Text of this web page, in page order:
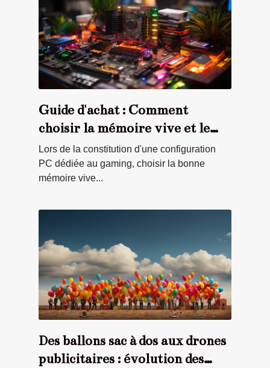
Guide d'achat : Comment
choisir la mémoire vive et le
stockage pour votre PC gamer
i7 afin d'améliorer les
performances et la réactivité
Lors de la constitution d'une configuration
PC dédiée au gaming, choisir la bonne
mémoire vive...
Des ballons sac à dos aux drones
publicitaires : évolution des